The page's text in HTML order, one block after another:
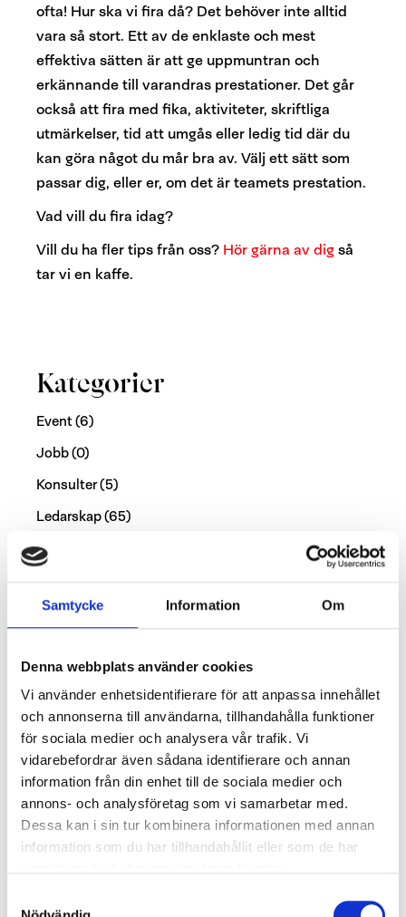
Samtycke Information Om
Denna webbplats använder cookies
Vi använder enhetsidentifierare för att anpassa innehållet
och annonserna till användarna, tillhandahålla funktioner
för sociala medier och analysera vår trafik. Vi
vidarebefordrar även sådana identifierare och annan
information från din enhet till de sociala medier och
annons- och analysföretag som vi samarbetar med.
Dessa kan i sin tur kombinera informationen med annan
information som du har tillhandahållit eller som de har
ofta! Hur ska vi fira då? Det behöver inte alltid
vara så stort. Ett av de enklaste och mest
effektiva sätten är att ge uppmuntran och
erkännande till varandras prestationer. Det går
också att fira med fika, aktiviteter, skriftliga
utmärkelser, tid att umgås eller ledig tid där du
kan göra något du mår bra av. Välj ett sätt som
passar dig, eller er, om det är teamets prestation.
Vad vill du fira idag?
Vill du ha fler tips från oss? Hör gärna av digså
tar vi en kaffe.
Kategorier
Event(6)
Jobb(0)
Konsulter(5)
Ledarskap(65)
Möten
Organisation(14)
Samarbetspartners
(10)
Utbildning(1)
Senaste inläggen
Den tysta generationen – hur du leder introverta
talanger
Framtidens ledare skapar trygghet och riktning i en
föränderlig värld